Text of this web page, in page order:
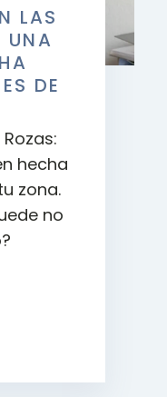
LAS
UNA
DE
hecha
zona.
no